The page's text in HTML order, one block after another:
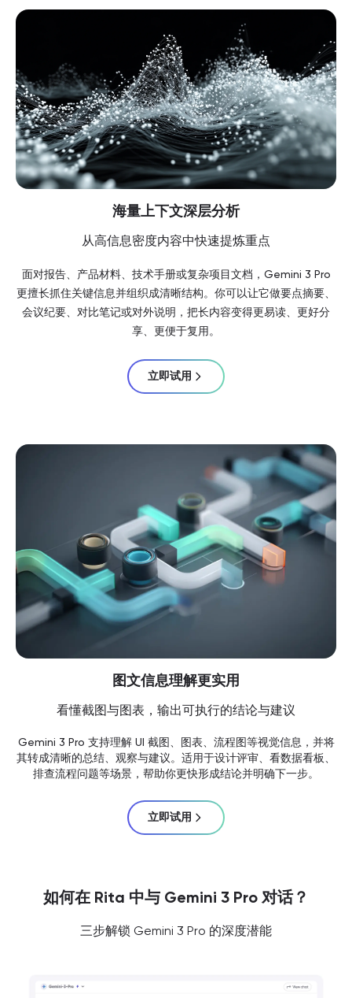
海量上下文深层分析
从高信息密度内容中快速提炼重点
面对报告、产品材料、技术手册或复杂项目文档，Gemini 3 Pro
更擅长抓住关键信息并组织成清晰结构。你可以让它做要点摘要、
会议纪要、对比笔记或对外说明，把长内容变得更易读、更好分
享、更便于复用。
立即试用
图文信息理解更实用
看懂截图与图表，输出可执行的结论与建议
Gemini 3 Pro 支持理解 UI 截图、图表、流程图等视觉信息，并将
其转成清晰的总结、观察与建议。适用于设计评审、看数据看板、
排查流程问题等场景，帮助你更快形成结论并明确下一步。
立即试用
如何在 Rita 中与 Gemini 3 Pro 对话？
三步解锁 Gemini 3 Pro 的深度潜能